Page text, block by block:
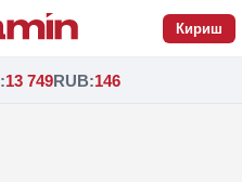
Кириш
:13 749RUB:146